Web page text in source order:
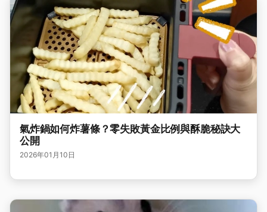
氣炸鍋如何炸薯條？零失敗黃金比例與酥脆秘訣大
公開
2026年01月10日